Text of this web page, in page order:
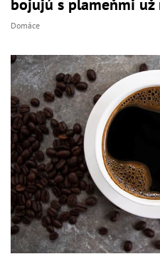
bojujú s plameňmi
Domáce